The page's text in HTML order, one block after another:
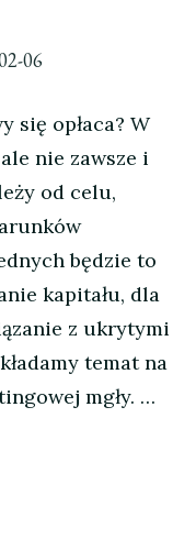
06
się opłaca? W
nie zawsze i
od celu,
będzie to
kapitału, dla
z ukrytymi
temat na
mgły. …